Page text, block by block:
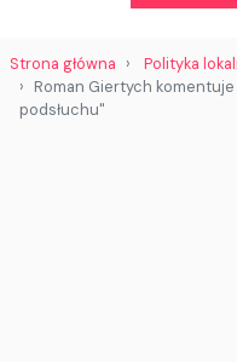
Strona główna
Polityka
Roman Giertych
podsłuchu"